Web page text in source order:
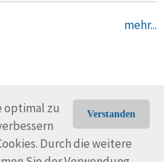
Verstanden
optimal zu
Durch die weitere
mehr...
Impressum
Rechtliche Hinweise